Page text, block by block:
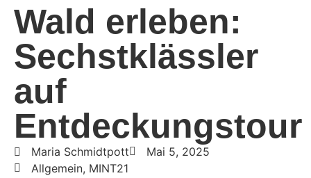
Wald erleben:
Sechst­klässler
auf
Entdeckungstour
Maria Schmidtpott
Mai 5, 2025
Allgemein, MINT21